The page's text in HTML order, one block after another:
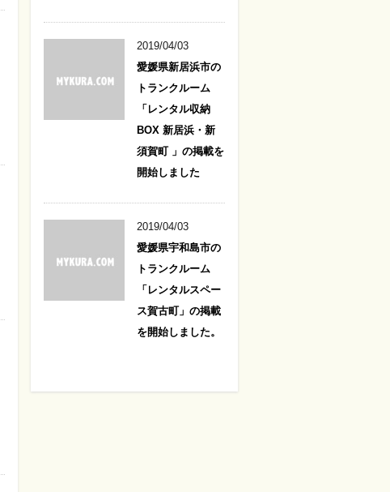
2019/04/03
愛媛県新居浜市の
トランクルーム
「レンタル収納
BOX 新居浜・新
須賀町 」の掲載を
開始しました
2019/04/03
愛媛県宇和島市の
トランクルーム
「レンタルスペー
ス賀古町」の掲載
を開始しました。